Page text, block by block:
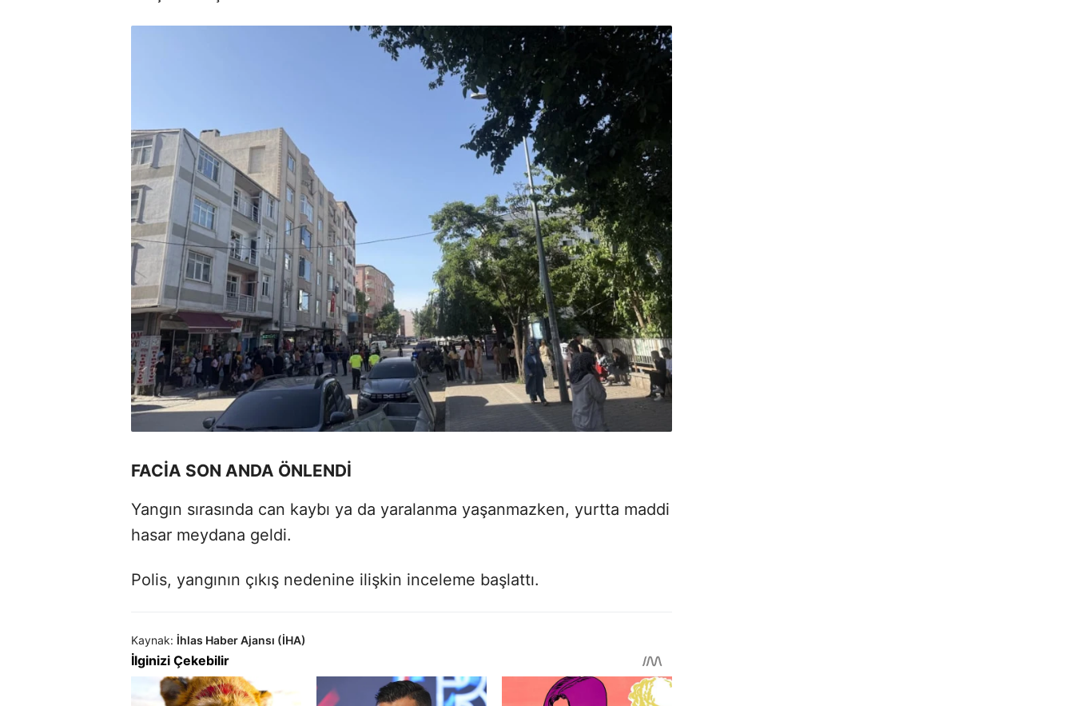
FACİA SON ANDA ÖNLENDİ
Yangın sırasında can kaybı ya da yaralanma yaşanmazken, yurtta maddi
hasar meydana geldi.
Polis, yangının çıkış nedenine ilişkin inceleme başlattı.
Kaynak: İhlas Haber Ajansı (İHA)